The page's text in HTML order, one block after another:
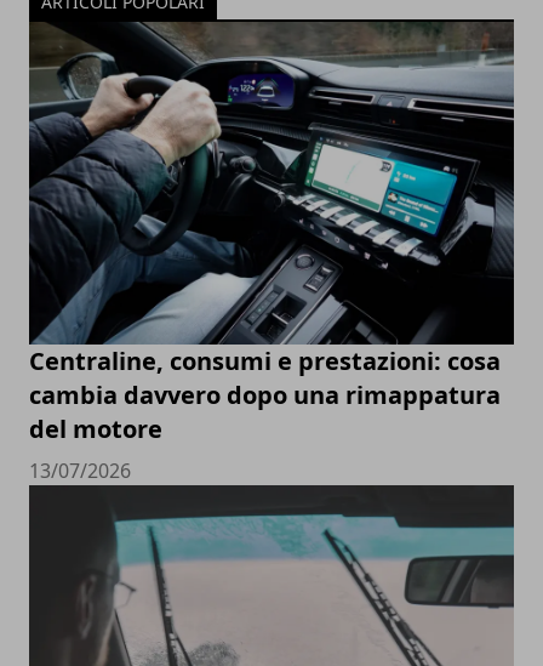
Centraline, consumi e prestazioni: cosa
cambia davvero dopo una rimappatura
del motore
13/07/2026